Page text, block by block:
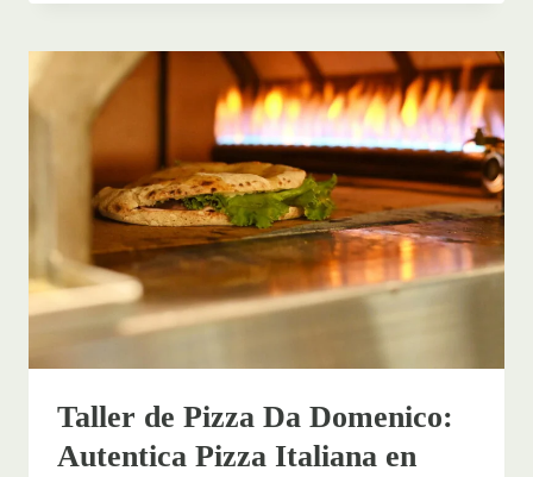
LIMÓN,
RICA:
NATURALEZA
CULTURA
CARIBEÑA
Taller de Pizza Da Domenico:
Autentica Pizza Italiana en